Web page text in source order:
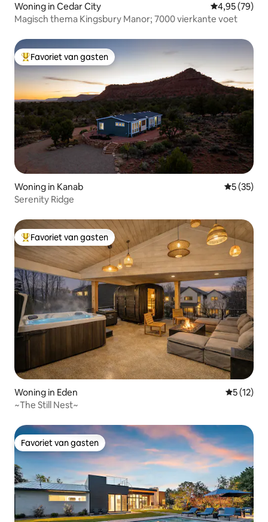
Woning in Cedar City Gemiddelde
4,95 (79)
Magisch thema Kingsbury Manor; 7000 vierkante voet
Topfavoriet van gasten
Favoriet van gasten
Woning in Kanab
5 (35)
Serenity Ridge
Topfavoriet van gasten
Favoriet van gasten
Woning in Eden
5 (12)
~The Still Nest~
Favoriet van gasten
Favoriet van gasten